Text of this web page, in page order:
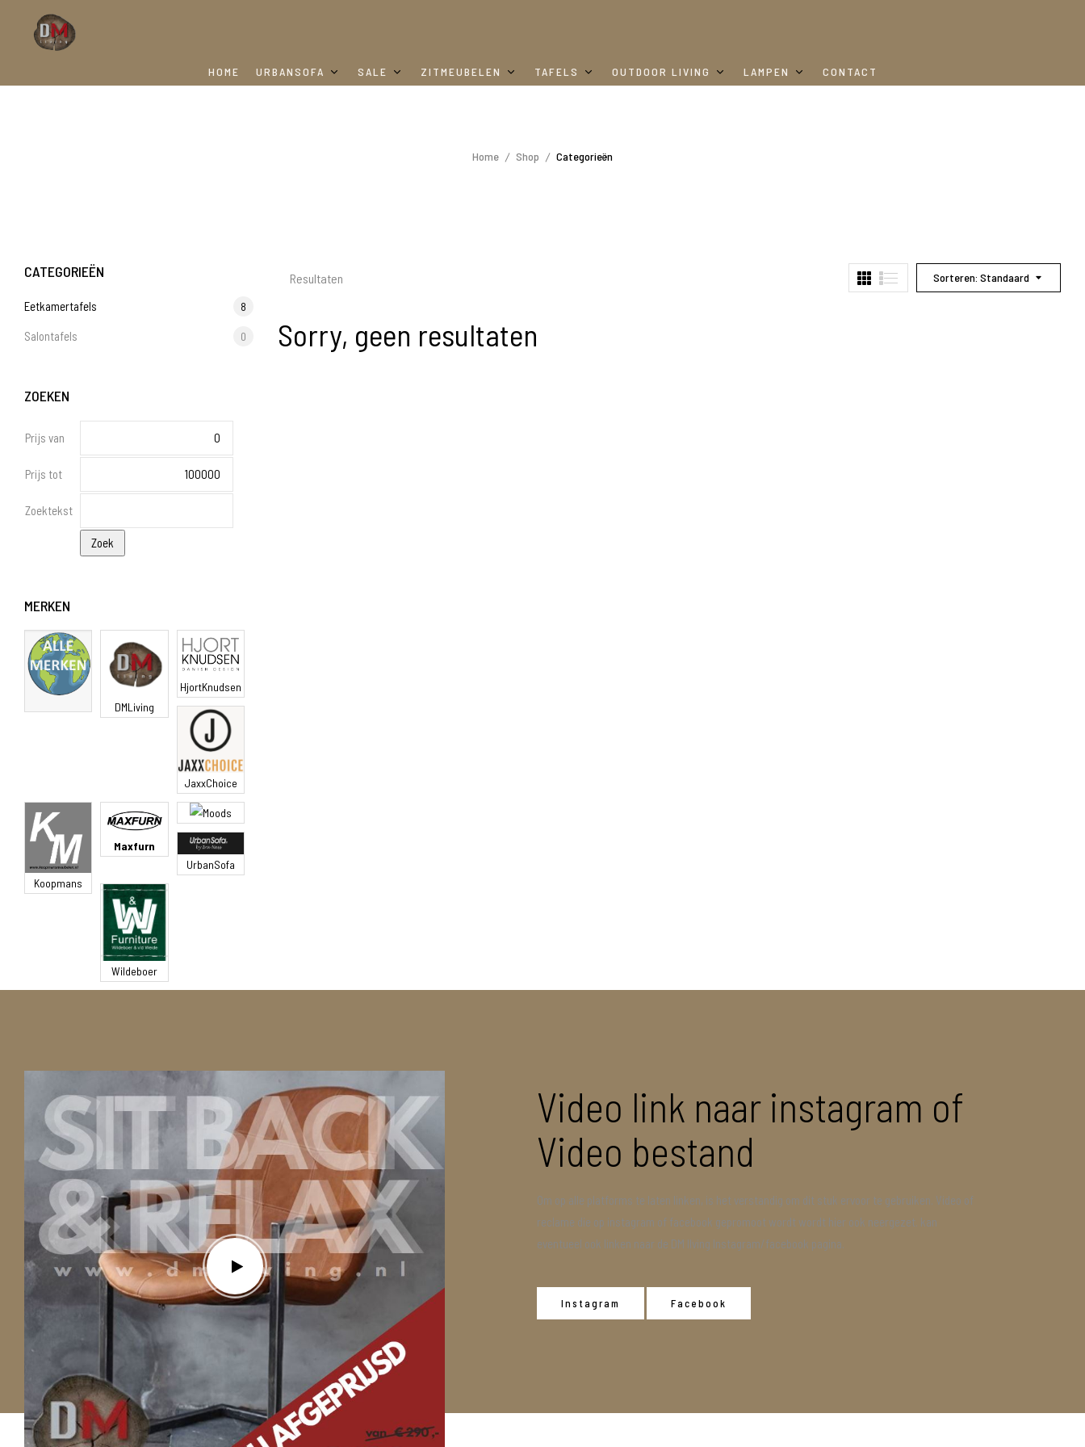
HOME URBANSOFA SALE ZITMEUBELEN TAFELS OUTDOOR LIVING LAMPEN CONTACT
Home Shop Categorieën
CATEGORIEËN
Eetkamertafels 8
Salontafels 0
ZOEKEN
Prijs van
Prijs tot
Zoektekst
MERKEN
DMLiving
HjortKnudsen
JaxxChoice
Koopmans
Maxfurn
Moods
UrbanSofa
Wildeboer
Resultaten Sorteren: Standaard
Sorry, geen resultaten
Video link naar instagram of
Video bestand
Om op alle platforms te laten linken, is het verstandig om dit stuk ervoor te gebruiken. Video of
reclame die op instagram of facebook gepromoot wordt wordt hier ook neergezet. kan
eventueel ook linken naar de DM lIving Instagram/facebook pagina.
Instagram Facebook